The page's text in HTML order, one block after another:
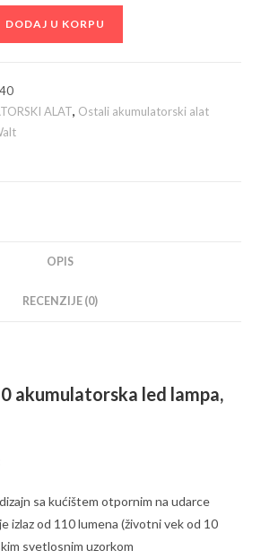
DODAJ U KORPU
ALAT, Ostali akumulatorski alat
OPIS
RECENZIJE (0)
akumulatorska led lampa,
sa kućištem otpornim na udarce
izlaz od 110 lumena (životni vek od 10
svetlosnim uzorkom